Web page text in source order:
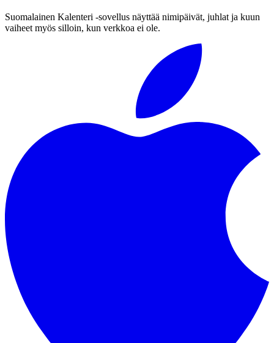
Suomalainen Kalenteri ‑sovellus näyttää nimipäivät, juhlat ja kuun
vaiheet myös silloin, kun verkkoa ei ole.